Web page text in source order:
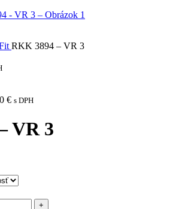
RKK 3894 – VR 3
€ s DPH
VR 3